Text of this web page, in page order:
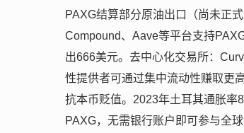
PAXG结算部分原油出口（尚未正
Compound、Aave等平台支持
出666美元。去中心化交易所：
性提供者可通过集中流动性赚取更高
抗本币贬值。2023年土耳其通胀率
PAXG，无需银行账户即可参与全球